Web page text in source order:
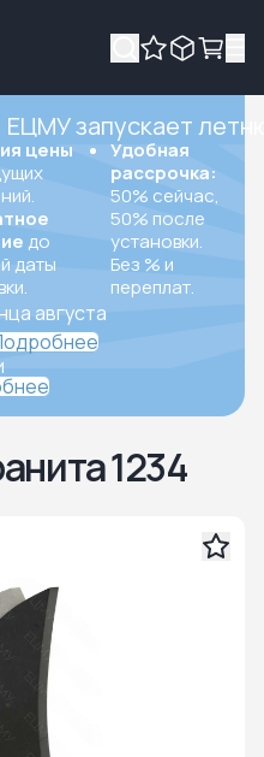
запускает
цены
до
даты
Удобная
рассрочка:
50% сейчас,
50% после
установки.
Без % и
переплат.
августа
1234